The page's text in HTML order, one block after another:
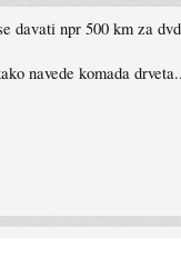
davati npr 500 km za
navede komada